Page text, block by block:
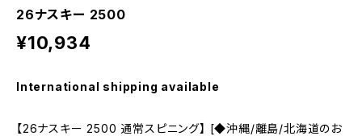
26ナスキー 2500
¥10,934
International shipping available
【26ナスキー 2500 通常スピニング】 [◆沖縄/離島/北海道のお